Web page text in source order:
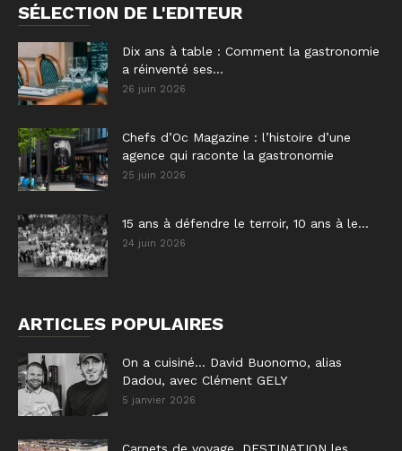
SÉLECTION DE L'EDITEUR
Dix ans à table : Comment la gastronomie
a réinventé ses...
26 juin 2026
Chefs d’Oc Magazine : l’histoire d’une
agence qui raconte la gastronomie
25 juin 2026
15 ans à défendre le terroir, 10 ans à le...
24 juin 2026
ARTICLES POPULAIRES
On a cuisiné… David Buonomo, alias
Dadou, avec Clément GELY
5 janvier 2026
Carnets de voyage, DESTINATION les